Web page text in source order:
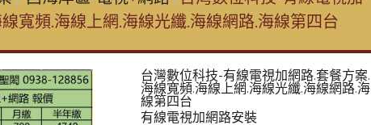
寬頻.海線上網.海線光纖.海線網路.海線第四台
台灣數位科技-有線電視加網路.套餐方案.
海線寬頻.海線上網.海線光纖.海線網路.海
線第四台
有線電視加網路安裝